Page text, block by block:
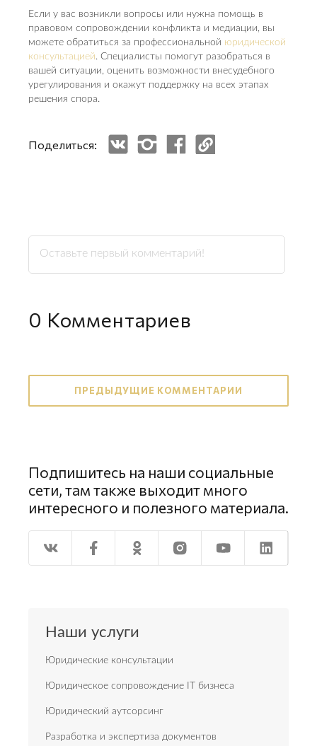
Если у вас возникли вопросы или нужна помощь в
правовом сопровождении конфликта и медиации, вы
можете обратиться за профессиональной юридической
консультацией. Специалисты помогут разобраться в
вашей ситуации, оценить возможности внесудебного
урегулирования и окажут поддержку на всех этапах
решения спора.
Поделиться:
0 Комментариев
ПРЕДЫДУЩИЕ КОММЕНТАРИИ
Подпишитесь на наши социальные
сети, там также выходит много
интересного и полезного материала.
Наши услуги
Юридические консультации
Юридическое сопровождение IT бизнеса
Юридический аутсорсинг
Разработка и экспертиза документов